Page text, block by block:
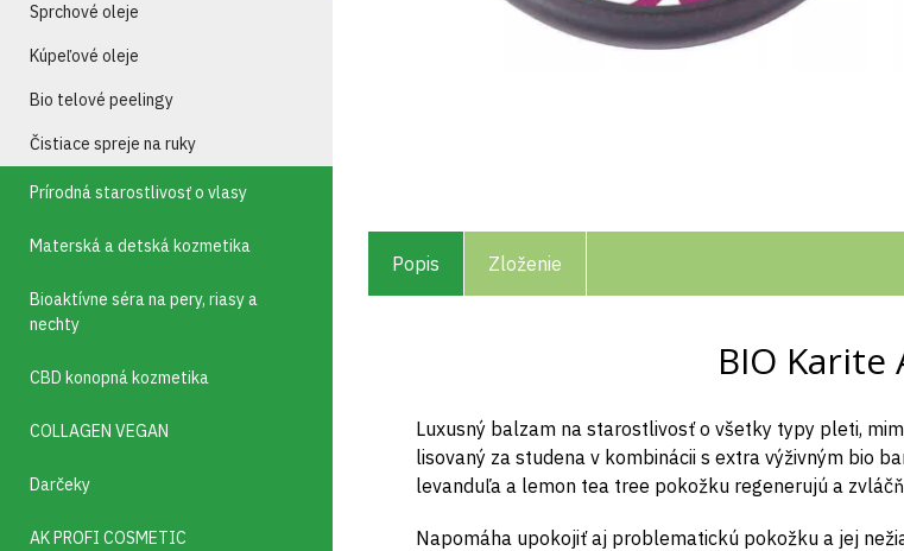
Sprchové oleje
Kúpeľové oleje
Bio telové peelingy
Čistiace spreje na ruky
Prírodná starostlivosť o vlasy
Materská a detská kozmetika
Bioaktívne séra na pery, riasy a
nechty
CBD konopná kozmetika
COLLAGEN VEGAN
Darčeky
AK PROFI COSMETIC
Popis Zloženie
BIO
Luxusný balzam na starostlivosť o všetky typy pleti,
lisovaný za studena v kombinácii s extra výživným bio
levanduľa a lemon tea tree pokožku regenerujú a
Napomáha upokojiť aj problematickú pokožku a jej